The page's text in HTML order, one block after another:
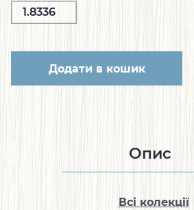
Додати в кошик
Опис
Всі колекції